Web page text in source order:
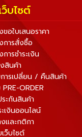
บไซต์
ขอใบเสนอราคา
การสั่งซื้อ
ารชำระเงิน
สินค้า
การเปลี่ยน / คืนสินค้า
PRE-ORDER
ระกันสินค้า
ะเงินออนไลน์
และกติกา
ว็บไซต์